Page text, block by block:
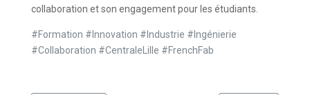
collaboration et son engagement pour les étudiants.
#Formation # Innovation # Industrie # Ingénierie
#Collaboration #CentraleLille #FrenchFab